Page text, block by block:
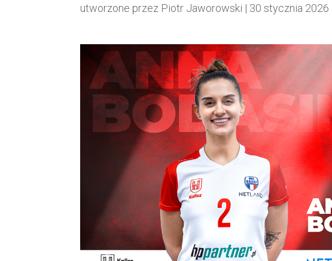
utworzone przez Piotr Jaworowski | 30 stycznia 2026